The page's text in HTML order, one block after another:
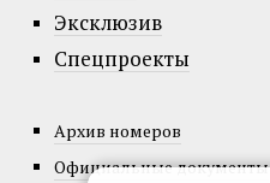
Эксклюзив
Спецпроекты
Архив номеров
Официальные документы